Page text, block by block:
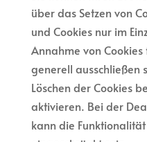
über das Setzen von
und Cookies nur im
Annahme von
generell ausschließen
Löschen der Cookies
aktivieren. Bei der
kann die